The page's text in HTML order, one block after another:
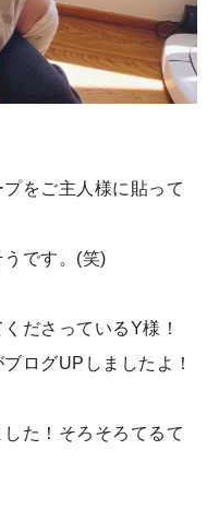
をご主人様に貼って
うです。(笑)
ださっているY様！
ログUPしましたよ！
た！そろそろてるて